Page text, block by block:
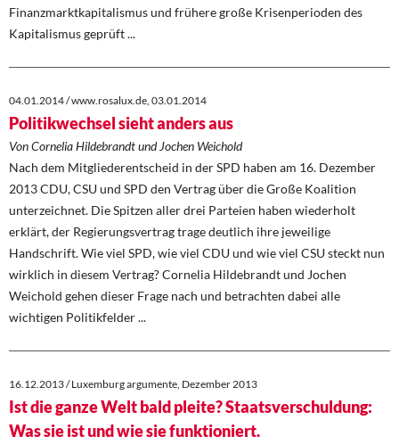
Finanzmarktkapitalismus und frühere große Krisenperioden des
Kapitalismus geprüft ...
04.01.2014 / www.rosalux.de, 03.01.2014
Politikwechsel sieht anders aus
Von Cornelia Hildebrandt und Jochen Weichold
Nach dem Mitgliederentscheid in der SPD haben am 16. Dezember
2013 CDU, CSU und SPD den Vertrag über die Große Koalition
unterzeichnet. Die Spitzen aller drei Parteien haben wiederholt
erklärt, der Regierungsvertrag trage deutlich ihre jeweilige
Handschrift. Wie viel SPD, wie viel CDU und wie viel CSU steckt nun
wirklich in diesem Vertrag? Cornelia Hildebrandt und Jochen
Weichold gehen dieser Frage nach und betrachten dabei alle
wichtigen Politikfelder ...
16.12.2013 / Luxemburg argumente, Dezember 2013
Ist die ganze Welt bald pleite? Staatsverschuldung:
Was sie ist und wie sie funktioniert.